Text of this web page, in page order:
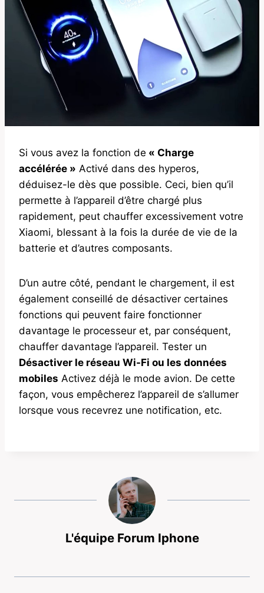
Si vous avez la fonction de « Charge
accélérée » Activé dans des hyperos,
déduisez-le dès que possible. Ceci, bien qu’il
permette à l’appareil d’être chargé plus
rapidement, peut chauffer excessivement votre
Xiaomi, blessant à la fois la durée de vie de la
batterie et d’autres composants.
D’un autre côté, pendant le chargement, il est
également conseillé de désactiver certaines
fonctions qui peuvent faire fonctionner
davantage le processeur et, par conséquent,
chauffer davantage l’appareil. Tester un
Désactiver le réseau Wi-Fi ou les données
mobiles Activez déjà le mode avion. De cette
façon, vous empêcherez l’appareil de s’allumer
lorsque vous recevrez une notification, etc.
L'équipe Forum Iphone